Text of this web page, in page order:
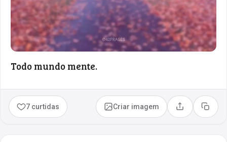
Todo mundo mente.
7 curtidas Criar imagem Compartilhar
Copiar